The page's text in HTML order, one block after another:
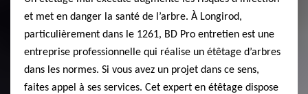
et met en danger la santé de l’arbre. À Longirod,
particulièrement dans le 1261, BD Pro entretien est une
entreprise professionnelle qui réalise un étêtage d’arbres
dans les normes. Si vous avez un projet dans ce sens,
faites appel à ses services. Cet expert en étêtage dispose